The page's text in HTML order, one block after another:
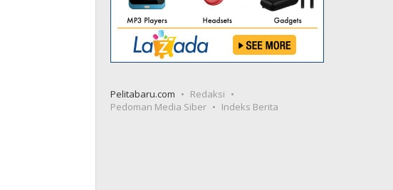
Pelitabaru.com
Redaksi
Pedoman Media Siber
Indeks Berita